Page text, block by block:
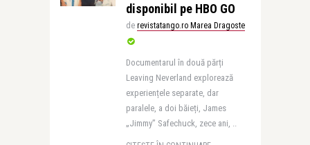
disponibil pe HBO GO
de revistatango.ro Marea Dragoste
Documentarul în două părți
Leaving Neverland explorează
experiențele separate, dar
paralele, a doi băieți, James
„Jimmy” Safechuck, zece ani, ..